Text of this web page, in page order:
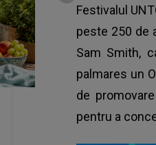
Festivalul
peste 250 de
Sam Smith,
palmares un
de
pentru a